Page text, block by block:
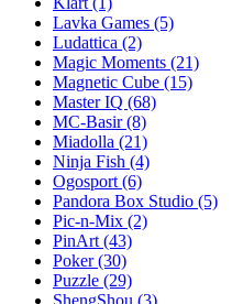
Lavka Games (5)
Ludattica (2)
Magic Moments (21)
Magnetic Cube (15)
Master IQ (68)
MC-Basir(8)
Miadolla (21)
Ninja Fish (4)
Ogosport (6)
Pandora Box Studio (5)
Pic-n-Mix (2)
PinArt (43)
Poker(30)
Puzzle (29)
ShengShou (3)